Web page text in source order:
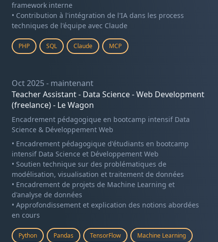
framework interne
• Contribution à l'intégration de l'IA dans les process
techniques de l'équipe avec Claude
PHP SQL Claude MCP
Oct 2025 - maintenant
Teacher Assistant - Data Science - Web Development
(freelance) - Le Wagon
Encadrement pédagogique en bootcamp intensif Data
Science & Développement Web
• Encadrement pédagogique d'étudiants en bootcamp
intensif Data Science et Développement Web
• Soutien technique sur des problématiques de
modélisation, visualisation et traitement de données
• Encadrement de projets de Machine Learning et
d'analyse de données
• Approfondissement et explication des notions abordées
en cours
Python Pandas TensorFlow Machine Learning